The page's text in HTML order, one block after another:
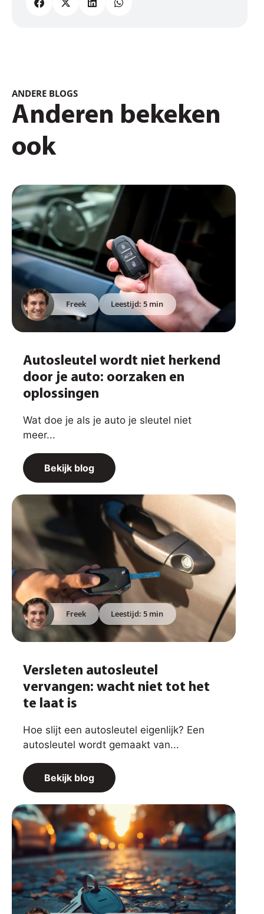
ANDERE BLOGS
Anderen bekeken
ook
Freek Leestijd: 5 min
Autosleutel wordt niet herkend
door je auto: oorzaken en
oplossingen
Wat doe je als je auto je sleutel niet
meer...
Bekijk blog
Freek Leestijd: 5 min
Versleten autosleutel
vervangen: wacht niet tot het
te laat is
Hoe slijt een autosleutel eigenlijk? Een
autosleutel wordt gemaakt van...
Bekijk blog